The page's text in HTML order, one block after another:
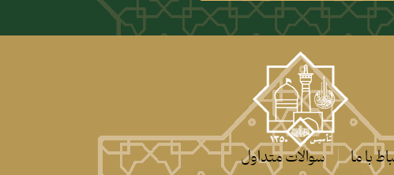
با ما سوالات متداول